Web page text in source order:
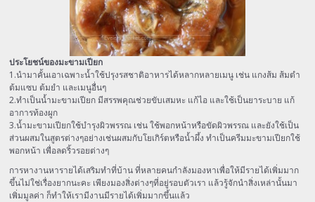
ประโยชน์ของมะขามเปียก
1.นำมาคั้นเอาเฉพาะน้ำใช้ปรุงรสชาติอาหารได้หลากหลายเมนู เช่น แกงส้ม ส้มตำ
ต้มแซบ ต้มยำ และเมนูอื่นๆ
2.ทำเป็นน้ำมะขามเปียก มีสรรพคุณช่วยขับเสมหะ แก้ไอ และใช้เป็นยาระบาย แก้
อาการท้องผูก
3.น้ำมะขามเปียกใช้บำรุงผิวพรรณ เช่น ใช้พอกหน้าหรือขัดผิวพรรณ และยังใช้เป็น
ส่วนผสมในสูตรต่างๆอย่างเช่นผสมกับโยเกิร์ตหรือน้ำผึ้ง ทำเป็นครีมมะขามเปียกใช้
พอกหน้า เพื่อลดริ้วรอยต่างๆ
การหางานหารายได้เสริมทำที่บ้าน ที่หลายคนกำลังมองหาเพื่อให้มีรายได้เพิ่มมาก
ขึ้นไม่ใช่เรื่องยากนะคะ เพียงมองสิ่งต่างๆที่อยู่รอบตัวเรา แล้วรู้จักนำสิ่งเหล่านั้นมา
เพิ่มมูลค่า ก็ทำให้เรามีงานมีรายได้เพิ่มมากขึ้นแล้ว